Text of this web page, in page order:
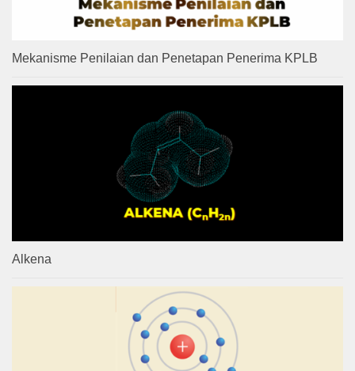
Mekanisme Penilaian dan Penetapan Penerima KPLB
Alkena